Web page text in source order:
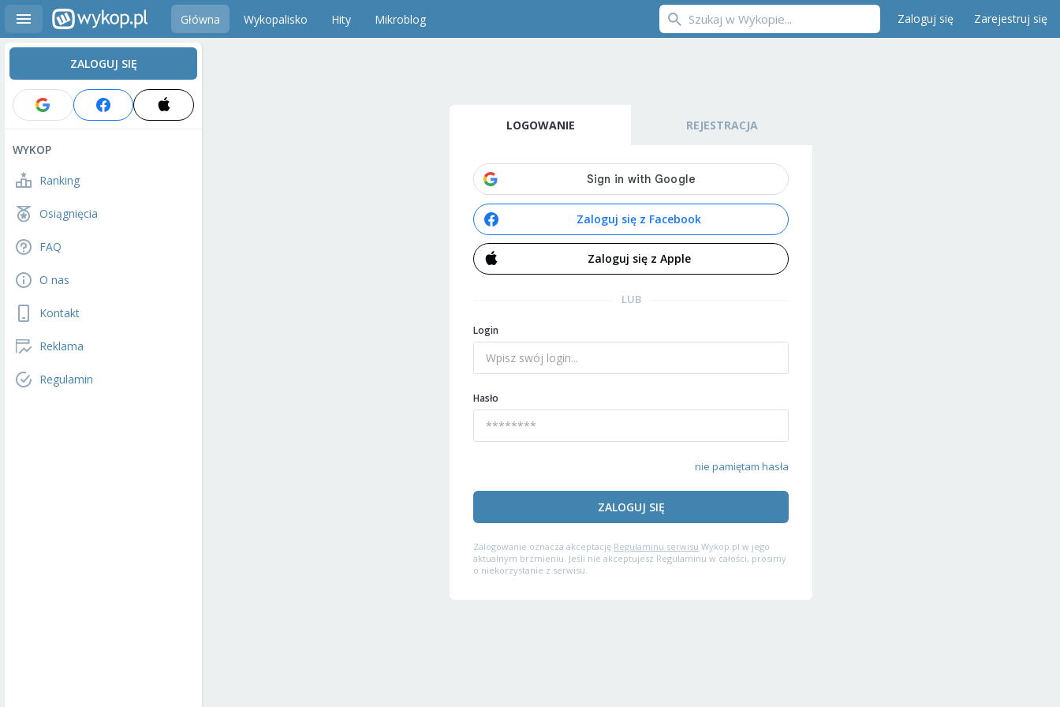
Główna Wykopalisko Hity Mikroblog Zaloguj się Zarejestruj się
ZALOGUJ SIĘ
WYKOP
Ranking
Osiągnięcia
FAQ
O nas
Kontakt
Reklama
Regulamin
LOGOWANIE REJESTRACJA
Zaloguj się z Facebook
Zaloguj się z Apple
LUB
Login
Hasło
nie pamiętam hasła
ZALOGUJ SIĘ
Zalogowanie oznacza akceptację Regulaminu serwisu Wykop.pl w jego
aktualnym brzmieniu. Jeśli nie akceptujesz Regulaminu w całości, prosimy
o niekorzystanie z serwisu.